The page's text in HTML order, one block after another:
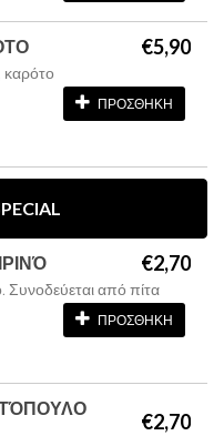
€5,90
καρότο
ΠΡΟΣΘΗΚΗ
€2,70
Συνοδεύεται από πίτα
ΠΡΟΣΘΗΚΗ
€2,70